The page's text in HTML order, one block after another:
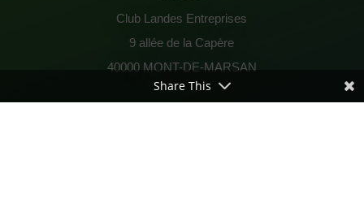
Club Landes Entreprises
9 allée de la Capère
40000 MONT-DE-MARSAN
Share This